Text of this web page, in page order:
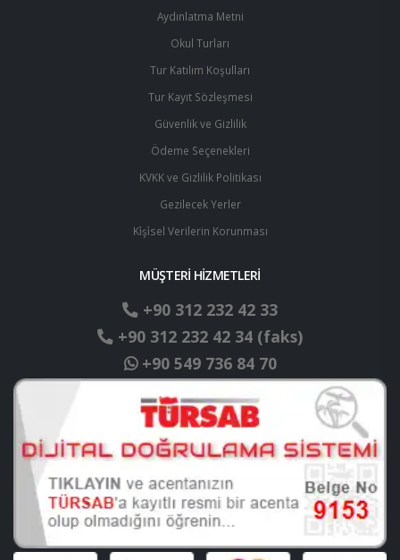
Aydınlatma Metni
Okul Turları
Tur Katılım Koşulları
Tur Kayıt Sözleşmesi
Güvenlik ve Gizlilik
Ödeme Seçenekleri
KVKK ve Gizlilik Politikası
Gezilecek Yerler
Ki̇şi̇sel Verilerin Korunması
MÜŞTERİ HİZMETLERİ
+90 312 232 42 33
+90 312 232 42 34 (faks)
+90 549 736 84 70